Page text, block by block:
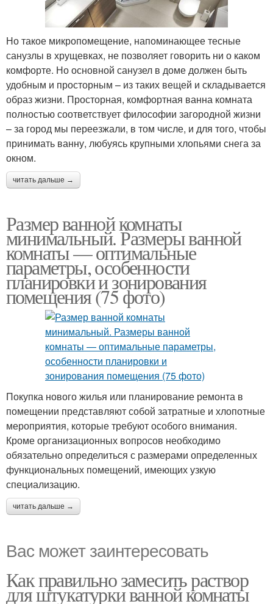
Но такое микропомещение, напоминающее тесные
санузлы в хрущевках, не позволяет говорить ни о каком
комфорте. Но основной санузел в доме должен быть
удобным и просторным – из таких вещей и складывается
образ жизни. Просторная, комфортная ванна комната
полностью соответствует философии загородной жизни
– за город мы переезжали, в том числе, и для того, чтобы
принимать ванну, любуясь крупными хлопьями снега за
окном.
читать дальше →
Размер ванной комнаты
минимальный. Размеры ванной
комнаты — оптимальные
параметры, особенности
планировки и зонирования
помещения (75 фото)
Покупка нового жилья или планирование ремонта в
помещении представляют собой затратные и хлопотные
мероприятия, которые требуют особого внимания.
Кроме организационных вопросов необходимо
обязательно определиться с размерами определенных
функциональных помещений, имеющих узкую
специализацию.
читать дальше →
Вас может заинтересовать
Как правильно замесить раствор
для штукатурки ванной комнаты